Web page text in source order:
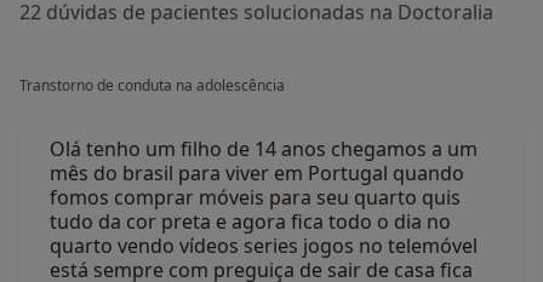
22 dúvidas de pacientes solucionadas na Doctoralia
Transtorno de conduta na adolescência
Olá tenho um filho de 14 anos chegamos a um
mês do brasil para viver em Portugal quando
fomos comprar móveis para seu quarto quis
tudo da cor preta e agora fica todo o dia no
quarto vendo vídeos series jogos no telemóvel
está sempre com preguiça de sair de casa fica